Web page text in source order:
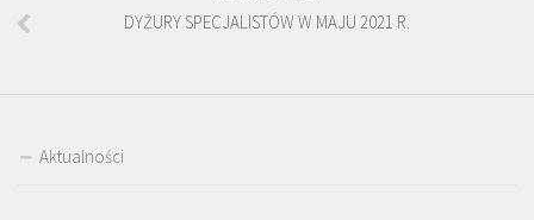
DYŻURY SPECJALISTÓW W MAJU 2021 R.
Aktualności